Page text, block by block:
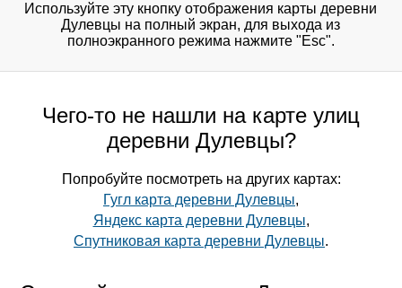
Используйте эту кнопку отображения карты деревни
Дулевцы на полный экран, для выхода из
полноэкранного режима нажмите "Esc".
Чего-то не нашли на карте улиц
деревни Дулевцы?
Попробуйте посмотреть на других картах:
Гугл карта деревни Дулевцы,
Яндекс карта деревни Дулевцы,
Спутниковая карта деревни Дулевцы.